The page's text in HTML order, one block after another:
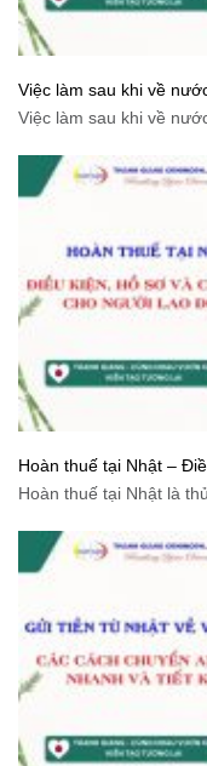
Việc làm sau khi về
Việc làm sau khi về
Hoàn thuế tại Nhật –
động
Hoàn thuế tại Nhật là